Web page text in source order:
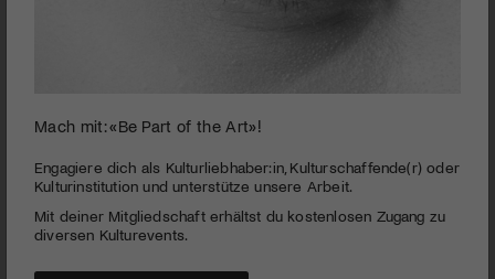
seconds
minutes,
seconds
What we do in the Shadows
PUBLIZIERT AM 31. DEZEMBER 2015
Problemen herumschlagen. Zwischen den Mitbewohnern gibt
es auch öfter mal böses Blut. Wie ist es aber, wenn diese
Mach mit: «Be Part of the Art»!
Engagiere dich als Kulturliebhaber:in, Kulturschaffende(r) oder
Kulturinstitution und unterstütze unsere Arbeit.
Mit deiner Mitgliedschaft erhältst du kostenlosen Zugang zu
diversen Kulturevents.